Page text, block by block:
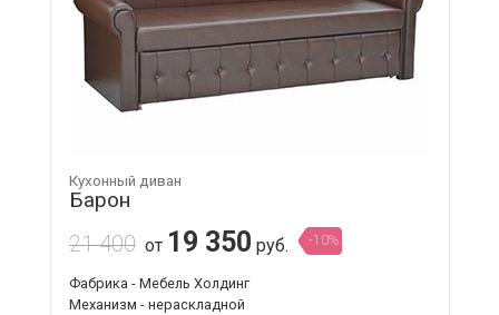
Кухонный диван
Барон
21 400 от 19 350 руб. -10%
Фабрика - Мебель Холдинг
Механизм - нераскладной